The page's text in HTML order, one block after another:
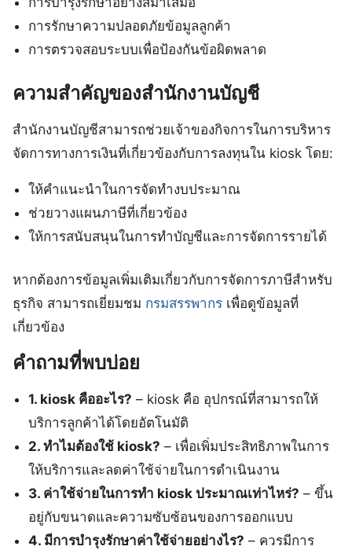
การรักษาความปลอดภัยข้อมูลลูกค้า
การตรวจสอบระบบเพื่อป้องกันข้อผิดพลาด
ความสำคัญของสำนักงานบัญชี
สำนักงานบัญชีสามารถช่วยเจ้าของกิจการในการบริหาร
จัดการทางการเงินที่เกี่ยวข้องกับการลงทุนใน kiosk โดย:
ให้คำแนะนำในการจัดทำงบประมาณ
ช่วยวางแผนภาษีที่เกี่ยวข้อง
ให้การสนับสนุนในการทำบัญชีและการจัดการรายได้
หากต้องการข้อมูลเพิ่มเติมเกี่ยวกับการจัดการภาษีสำหรับ
ธุรกิจ สามารถเยี่ยมชม กรมสรรพากร เพื่อดูข้อมูลที่
เกี่ยวข้อง
คำถามที่พบบ่อย
1. kiosk คืออะไร? – kiosk คือ อุปกรณ์ที่สามารถให้
บริการลูกค้าได้โดยอัตโนมัติ
2. ทำไมต้องใช้ kiosk? – เพื่อเพิ่มประสิทธิภาพในการ
ให้บริการและลดค่าใช้จ่ายในการดำเนินงาน
3. ค่าใช้จ่ายในการทำ kiosk ประมาณเท่าไหร่? – ขึ้น
อยู่กับขนาดและความซับซ้อนของการออกแบบ
4. มีการบำรุงรักษาค่าใช้จ่ายอย่างไร? – ควรมีการ